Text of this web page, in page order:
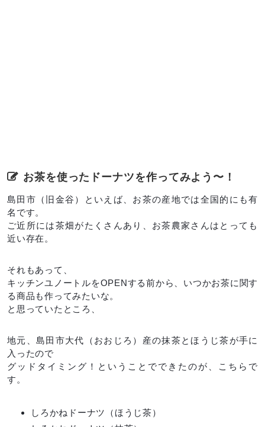
お茶を使ったドーナツを作ってみよう〜！
島田市（旧金谷）といえば、お茶の産地では全国的にも有
名です。
ご近所には茶畑がたくさんあり、お茶農家さんはとっても
近い存在。
それもあって、
キッチンユノートルをOPENする前から、いつかお茶に関す
る商品も作ってみたいな。
と思っていたところ、
地元、島田市大代（おおじろ）産の抹茶とほうじ茶が手に
入ったので
グッドタイミング！ということでできたのが、こちらで
す。
しろかねドーナツ（ほうじ茶）